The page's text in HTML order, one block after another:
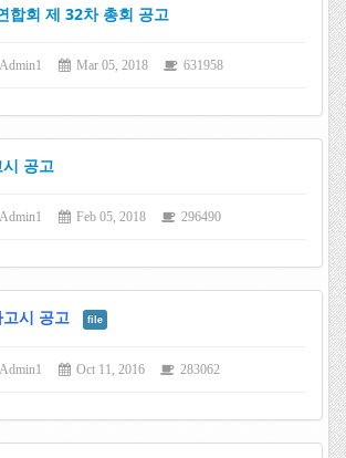
합회 제 32차 총회 공고
Admin1 Mar 05, 2018 631958
공고
Admin1 Feb 05, 2018 296490
시 공고 file
Admin1 Oct 11, 2016 283062